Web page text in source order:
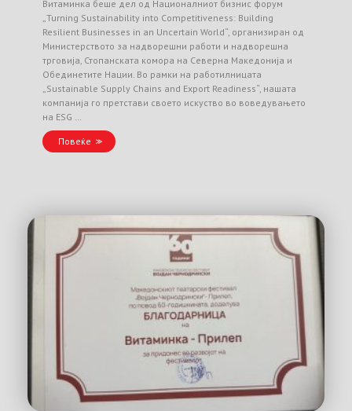
Витаминка беше дел од Националниот бизнис форум
„Turning Sustainability into Competitiveness: Building
Resilient Businesses in an Uncertain World“, организиран од
Министерството за надворешни работи и надворешна
трговија, Стопанската комора на Северна Македонија и
Обединетите Нации. Во рамки на работилницата
„Sustainable Supply Chains and Export Readiness“, нашата
компанија го претстави своето искуство во воведувањето
на ESG …
Повеќе